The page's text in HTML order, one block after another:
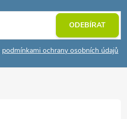
podmínkami ochrany osobních údajů
ODEBÍRAT